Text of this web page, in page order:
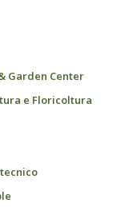
Garden Center
e Floricoltura